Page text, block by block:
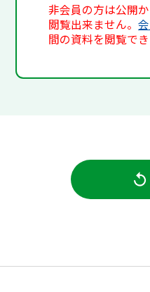
非会員の方は公開
閲覧出来ません。
間の資料を閲覧でき